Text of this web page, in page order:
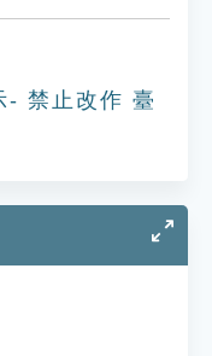
- 禁止改作 臺